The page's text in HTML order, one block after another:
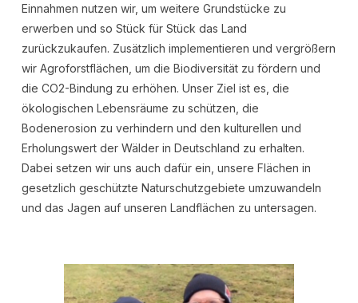
Einnahmen nutzen wir, um weitere Grundstücke zu
erwerben und so Stück für Stück das Land
zurückzukaufen. Zusätzlich implementieren und vergrößern
wir Agroforstflächen, um die Biodiversität zu fördern und
die CO2-Bindung zu erhöhen. Unser Ziel ist es, die
ökologischen Lebensräume zu schützen, die
Bodenerosion zu verhindern und den kulturellen und
Erholungswert der Wälder in Deutschland zu erhalten.
Dabei setzen wir uns auch dafür ein, unsere Flächen in
gesetzlich geschützte Naturschutzgebiete umzuwandeln
und das Jagen auf unseren Landflächen zu untersagen.